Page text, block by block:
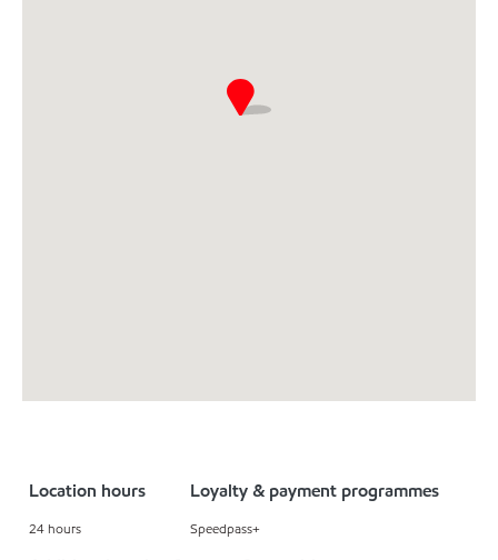
Location hours
24 hours
Loyalty & payment programmes
Speedpass+